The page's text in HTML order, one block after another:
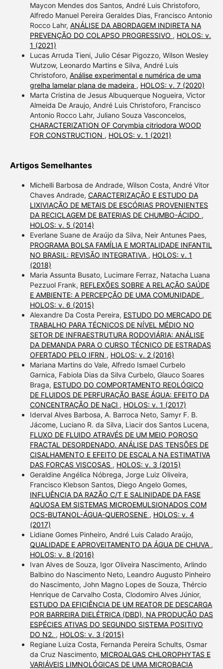
Maycon Mendes dos Santos, André Luis Christoforo,
Alfredo Manuel Pereira Geraldes Dias, Francisco Antonio
Rocco Lahr, ANÁLISE DA ABORDAGEM INDIRETA NA
PREVENÇÃO DO COLAPSO PROGRESSIVO , HOLOS: v.
1 (2021)
Lucas Arruda Tieni, Julio César Pigozzo, Wilson Wesley
Wutzow, Leonardo Martins e Silva, André Luis
Christoforo, Análise experimental e numérica de uma
grelha lamelar plana de madeira , HOLOS: v. 7 (2020)
Marta Cristina de Jesus Albuquerque Nogueira, Victor
Almeida De Araujo, André Luis Christoforo, Francisco
Antonio Rocco Lahr, Juliano Souza Vasconcelos,
CHARACTERIZATION OF Corymbia citriodora WOOD
FOR CONSTRUCTION , HOLOS: v. 1 (2021)
Artigos Semelhantes
Michelli Barbosa de Andrade, Wilson Costa, André Vitor
Chaves Andrade, CARACTERIZAÇÃO E ESTUDO DA
LIXIVIAÇÃO DE METAIS DE ESCÓRIAS PROVENIENTES
DA RECICLAGEM DE BATERIAS DE CHUMBO-ÁCIDO ,
HOLOS: v. 5 (2014)
Everlane Suane de Araújo da Silva, Neir Antunes Paes,
PROGRAMA BOLSA FAMÍLIA E MORTALIDADE INFANTIL
NO BRASIL: REVISÃO INTEGRATIVA , HOLOS: v. 1
(2018)
Maria Assunta Busato, Lucimare Ferraz, Natacha Luana
Pezzuol Frank, REFLEXÕES SOBRE A RELAÇÃO SAÚDE
E AMBIENTE: A PERCEPÇÃO DE UMA COMUNIDADE ,
HOLOS: v. 6 (2015)
Alexandre Da Costa Pereira, ESTUDO DO MERCADO DE
TRABALHO PARA TÉCNICOS DE NÍVEL MÉDIO NO
SETOR DE INFRAESTRUTURA RODOVIÁRIA: ANÁLISE
DA DEMANDA PARA O CURSO TÉCNICO DE ESTRADAS
OFERTADO PELO IFRN , HOLOS: v. 2 (2016)
Mariana Martins do Vale, Alfredo Ismael Curbelo
Garnica, Fabiola Dias da Silva Curbelo, Glauco Soares
Braga, ESTUDO DO COMPORTAMENTO REOLÓGICO
DE FLUIDOS DE PERFURAÇÃO BASE ÁGUA: EFEITO DA
CONCENTRAÇÃO DE NaCl , HOLOS: v. 1 (2017)
Iderval Alves Barbosa, A. Barroca Neto, Samyr F. B.
Jácome, Luciano R. da Silva, Liacir dos Santos Lucena,
FLUXO DE FLUIDO ATRAVÉS DE UM MEIO POROSO
FRACTAL DESORDENADO. ANÁLISE DAS TENSÕES DE
CISALHAMENTO E EFEITO DE ESCALA NA ESTIMATIVA
DAS FORÇAS VISCOSAS , HOLOS: v. 3 (2015)
Geraldine Angélica Nóbrega, Jorge Luiz Oliveira,
Francisco Klebson Santos, Diego Angelo Gomes,
INFLUÊNCIA DA RAZÃO C/T E SALINIDADE DA FASE
AQUOSA EM SISTEMAS MICROEMULSIONADOS COM
OCS-BUTANOL-ÁGUA-QUEROSENE , HOLOS: v. 4
(2017)
Lidiane Gomes Pinheiro, André Luis Calado Araújo,
QUALIDADE E APROVEITAMENTO DA ÁGUA DE CHUVA ,
HOLOS: v. 8 (2016)
Ivan Alves de Souza, Igor Oliveira Nascimento, Arlindo
Balbino do Nascimento Neto, Leandro Augusto Pinheiro
do Nascimento, John Magno Lopes de Souza, Thércio
Henrique de Carvalho Costa, Clodomiro Alves Júnior,
ESTUDO DA EFICIÊNCIA DE UM REATOR DE DESCARGA
POR BARREIRA DIELÉTRICA (DBD), NA PRODUÇÃO DAS
ESPÉCIES ATIVAS DO SEGUNDO SISTEMA POSITIVO
DO N2. , HOLOS: v. 3 (2015)
Regiane Luiza Costa, Fernanda Pereira Schults, Osmar
da Cruz Nascimento, MICROALGAS CHLOROPHYTAS E
VARIÁVEIS LIMNOLÓGICAS DE UMA MICROBACIA